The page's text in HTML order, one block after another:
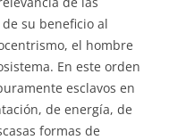
su beneficio al
el hombre
En este orden
esclavos en
de energía, de
formas de